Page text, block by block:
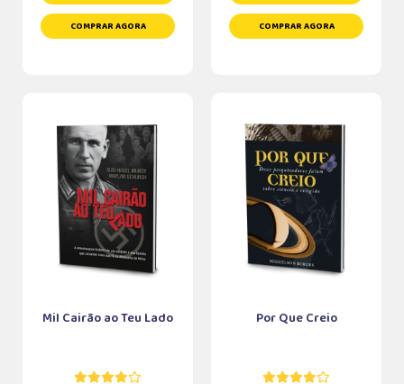
COMPRAR AGORA COMPRAR AGORA
Mil Cairão ao Teu Lado Por Que Creio